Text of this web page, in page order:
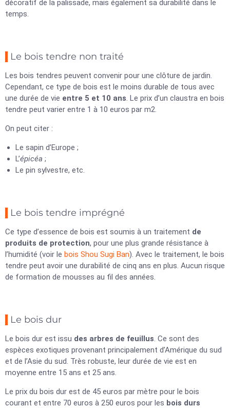
décoratif de la palissade, mais également sa durabilité dans le
temps.
Le bois tendre non traité
Les bois tendres peuvent convenir pour une clôture de jardin.
Cependant, ce type de bois est le moins durable de tous avec
une durée de vie entre 5 et 10 ans. Le prix d’un claustra en bois
tendre peut varier entre 1 à 10 euros par m2.
On peut citer :
Le sapin d’Europe ;
L’épicéa ;
Le pin sylvestre, etc.
Le bois tendre imprégné
Ce type d’essence de bois est soumis à un traitement de
produits de protection, pour une plus grande résistance à
l’humidité (voir le bois Shou Sugi Ban). Avec le traitement, le bois
tendre peut avoir une durabilité de cinq ans en plus. Aucun risque
de formation de mousses au fil des années.
Le bois dur
Le bois dur est issu des arbres de feuillus. Ce sont des
espèces exotiques provenant principalement d’Amérique du sud
et de l’Asie du sud. Très robuste, leur durée de vie est en
moyenne entre 15 ans et 25 ans.
Le prix du bois dur est de 45 euros par mètre pour le bois
courant et entre 70 euros à 250 euros pour les bois durs